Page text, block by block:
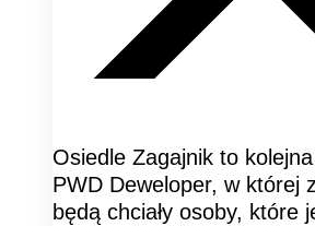
Osiedle Zagajnik to
PWD Deweloper, w której
będą chciały osoby, które